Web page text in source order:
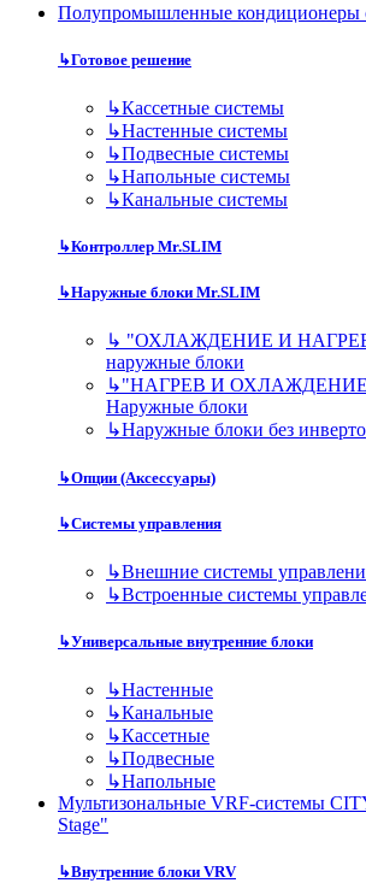
Полупромышленные кондиционеры
↳Готовое решение
↳Кассетные системы
↳Настенные системы
↳Подвесные системы
↳Напольные системы
↳Канальные системы
↳Контроллер Mr.SLIM
↳Наружные блоки Mr.SLIM
↳ "ОХЛАЖДЕНИЕ И
наружные блоки
↳"НАГРЕВ И
Наружные блоки
↳Наружные блоки без
↳Опции (Аксессуары)
↳Системы управления
↳Внешние системы
↳Встроенные системы
↳Универсальные внутренние блоки
↳Настенные
↳Канальные
↳Кассетные
↳Подвесные
↳Напольные
Мультизональные VRF-системы
Stage"
↳Внутренние блоки VRV